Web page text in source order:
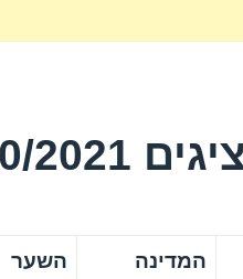
2021
המדינה השער